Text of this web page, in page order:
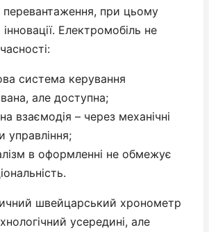
при цьому
Електромобіль не
система керування
але доступна;
взаємодія – через механічні
управління;
в оформленні не обмежує
швейцарський хронометр
усередині, але